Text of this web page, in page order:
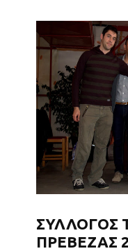
ΣΥΛΛΟΓΟΣ
ΠΡΕΒΕΖΑΣ